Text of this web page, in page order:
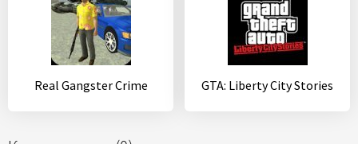
Real Gangster Crime GTA: Liberty City Stories